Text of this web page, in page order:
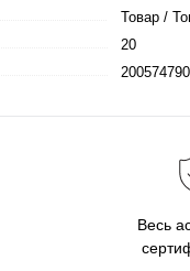
Товар /
20
Весь